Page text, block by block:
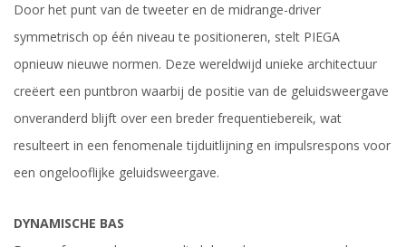
Door het punt van de tweeter en de midrange-driver
symmetrisch op één niveau te positioneren, stelt PIEGA
opnieuw nieuwe normen. Deze wereldwijd unieke architectuur
creëert een puntbron waarbij de positie van de geluidsweergave
onveranderd blijft over een breder frequentiebereik, wat
resulteert in een fenomenale tijduitlijning en impulsrespons voor
een ongelooflijke geluidsweergave.
DYNAMISCHE BAS